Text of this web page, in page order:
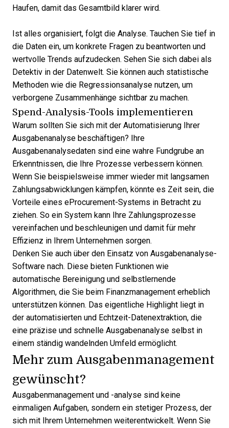
Haufen, damit das Gesamtbild klarer wird.
Ist alles organisiert, folgt die Analyse. Tauchen Sie tief in
die Daten ein, um konkrete Fragen zu beantworten und
wertvolle Trends aufzudecken. Sehen Sie sich dabei als
Detektiv in der Datenwelt. Sie können auch statistische
Methoden wie die Regressionsanalyse nutzen, um
verborgene Zusammenhänge sichtbar zu machen.
Spend-Analysis-Tools implementieren
Warum sollten Sie sich mit der Automatisierung Ihrer
Ausgabenanalyse beschäftigen? Ihre
Ausgabenanalysedaten sind eine wahre Fundgrube an
Erkenntnissen, die Ihre Prozesse verbessern können.
Wenn Sie beispielsweise immer wieder mit langsamen
Zahlungsabwicklungen kämpfen, könnte es Zeit sein, die
Vorteile eines eProcurement-Systems in Betracht zu
ziehen. So ein System kann Ihre Zahlungsprozesse
vereinfachen und beschleunigen und damit für mehr
Effizienz in Ihrem Unternehmen sorgen.
Denken Sie auch über den Einsatz von Ausgabenanalyse-
Software nach. Diese bieten Funktionen wie
automatische Bereinigung und selbstlernende
Algorithmen, die Sie beim Finanzmanagement erheblich
unterstützen können. Das eigentliche Highlight liegt in
der automatisierten und Echtzeit-Datenextraktion, die
eine präzise und schnelle Ausgabenanalyse selbst in
einem ständig wandelnden Umfeld ermöglicht.
Mehr zum Ausgabenmanagement
gewünscht?
Ausgabenmanagement und -analyse sind keine
einmaligen Aufgaben, sondern ein stetiger Prozess, der
sich mit Ihrem Unternehmen weiterentwickelt. Wenn Sie